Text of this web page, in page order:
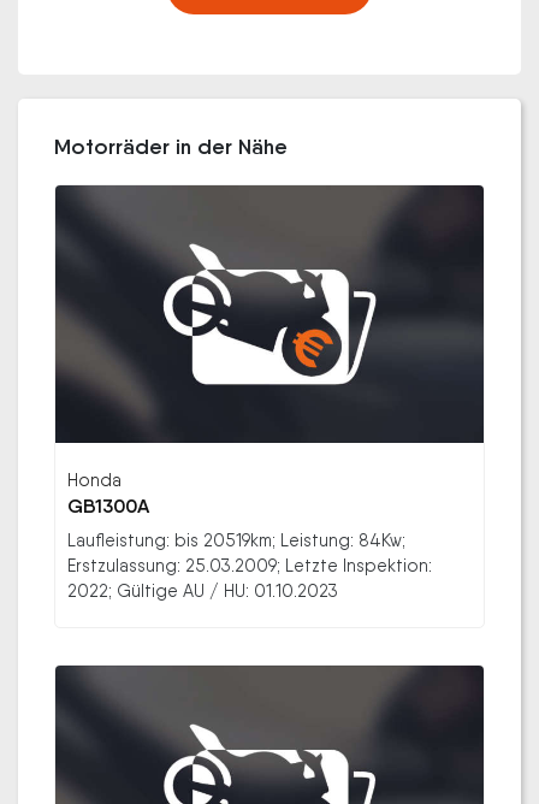
Motorräder in der Nähe
Honda
GB1300A
Laufleistung: bis 20519km; Leistung: 84Kw;
Erstzulassung: 25.03.2009; Letzte Inspektion:
2022; Gültige AU / HU: 01.10.2023